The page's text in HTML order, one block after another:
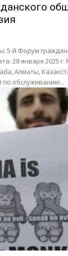
5-й Форум
28 января 2025 г.
Алматы,
обслуживанию...